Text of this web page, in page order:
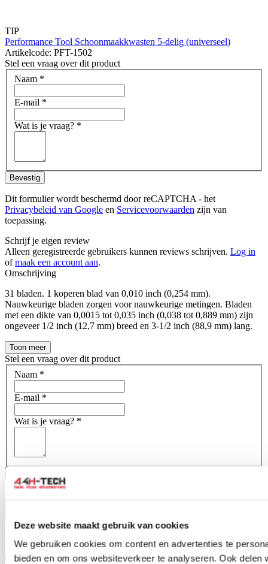
Deze website maakt gebruik van cookies
We gebruiken cookies om content en advertenties te
bieden en om ons websiteverkeer te analyseren. Ook
TIP
Performance Tool Schoonmaakkwasten 5-delig (universeel)
Artikelcode: PFT-1502
Stel een vraag over dit product
Naam *
E-mail *
Wat is je vraag? *
Bevestig
Dit formulier wordt beschermd door reCAPTCHA - het
Privacybeleid van Google en Servicevoorwaarden zijn van
toepassing.
Schrijf je eigen review
Alleen geregistreerde gebruikers kunnen reviews schrijven. Log in
ofmaak een account aan.
Omschrijving
31 bladen. 1 koperen blad van 0,010 inch (0,254 mm).
Nauwkeurige bladen zorgen voor nauwkeurige metingen. Bladen
met een dikte van 0,0015 tot 0,035 inch (0,038 tot 0,889 mm) zijn
ongeveer 1/2 inch (12,7 mm) breed en 3-1/2 inch (88,9 mm) lang.
Toon meer
Stel een vraag over dit product
Naam *
E-mail *
Wat is je vraag? *
Dit formulier wordt beschermd door reCAPTCHA - het
Privacybeleid van Google
toepassing.
Alleen geregistreerde gebruikers kunnen reviews schrijven.Log in
ofmaak een account aan.